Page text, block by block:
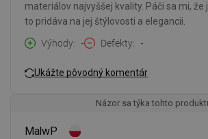
materiálov najvyššej kvality. Páči sa mi,
to pridáva na jej štýlovosti a elegancii.
Výhody
- Defekty -
Ukážte pôvodný komentár
Názor sa týka tohto
MalwP